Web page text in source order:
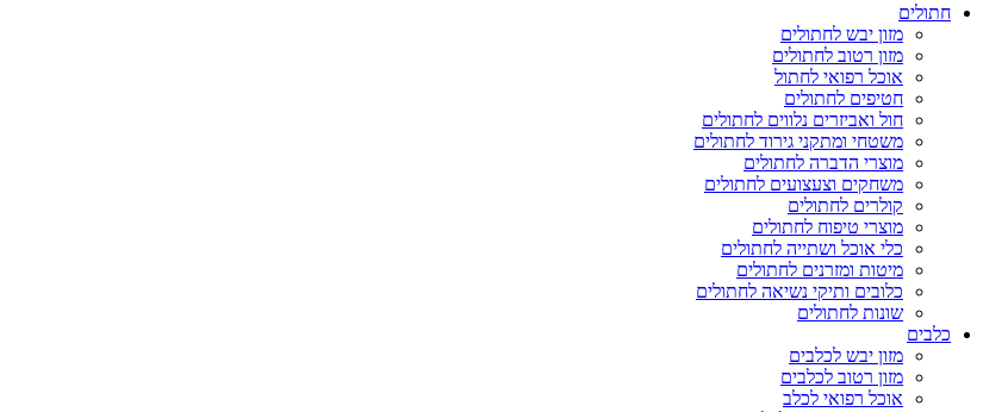
חתולים
מזון יבש לחתולים
מזון רטוב לחתולים
אוכל רפואי לחתול
חטיפים לחתולים
חול ואביזרים נלווים לחתולים
משטחי ומתקני גירוד לחתולים
מוצרי הדברה לחתולים
משחקים וצעצועים לחתולים
קולרים לחתולים
מוצרי טיפוח לחתולים
כלי אוכל ושתייה לחתולים
מיטות ומזרנים לחתולים
כלובים ותיקי נשיאה לחתולים
שונות לחתולים
כלבים
מזון יבש לכלבים
מזון רטוב לכלבים
אוכל רפואי לכלב